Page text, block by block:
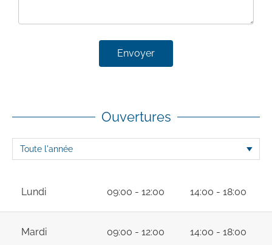
Envoyer
Ouvertures
Lundi 09:00 - 12:00 14:00 - 18:00
Mardi 09:00 - 12:00 14:00 - 18:00